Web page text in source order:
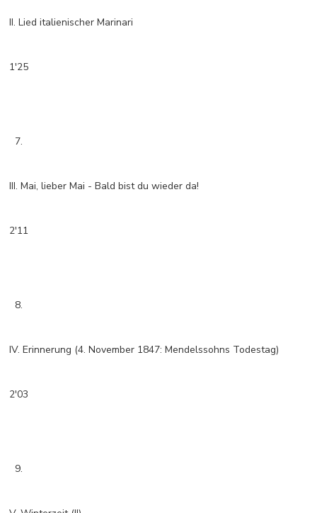
II. Lied italienischer Marinari
1'25
7.
III. Mai, lieber Mai - Bald bist du wieder da!
2'11
8.
IV. Erinnerung (4. November 1847: Mendelssohns Todestag)
2'03
9.